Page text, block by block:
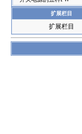
扩展栏目
扩展栏目